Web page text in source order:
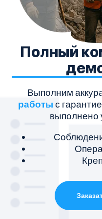
Полный
Выполним
работы с
выполнено